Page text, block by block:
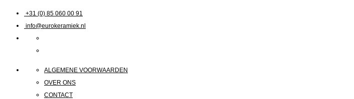
+31 (0) 85 060 00 91
info@eurokeramiek.nl
ALGEMENE VOORWAARDEN
OVER ONS
CONTACT